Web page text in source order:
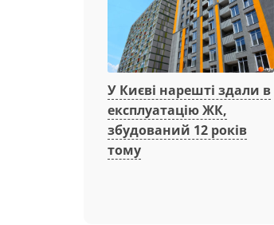
У Києві нарешті здали в
експлуатацію ЖК,
збудований 12 років
тому